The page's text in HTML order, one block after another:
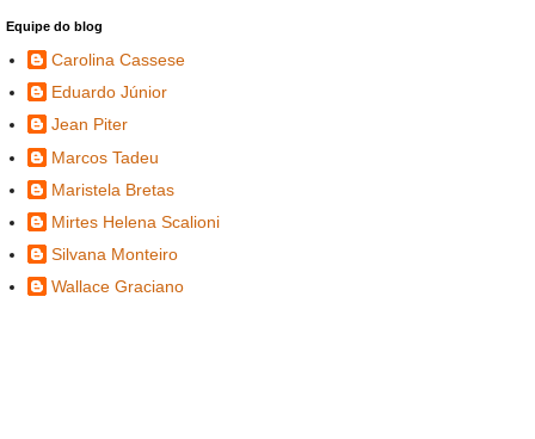
Equipe do blog
Carolina Cassese
Eduardo Júnior
Jean Piter
Marcos Tadeu
Maristela Bretas
Mirtes Helena Scalioni
Silvana Monteiro
Wallace Graciano